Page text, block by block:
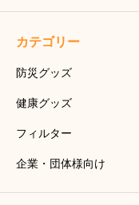
カテゴリー
防災グッズ
健康グッズ
フィルター
企業・団体様向け